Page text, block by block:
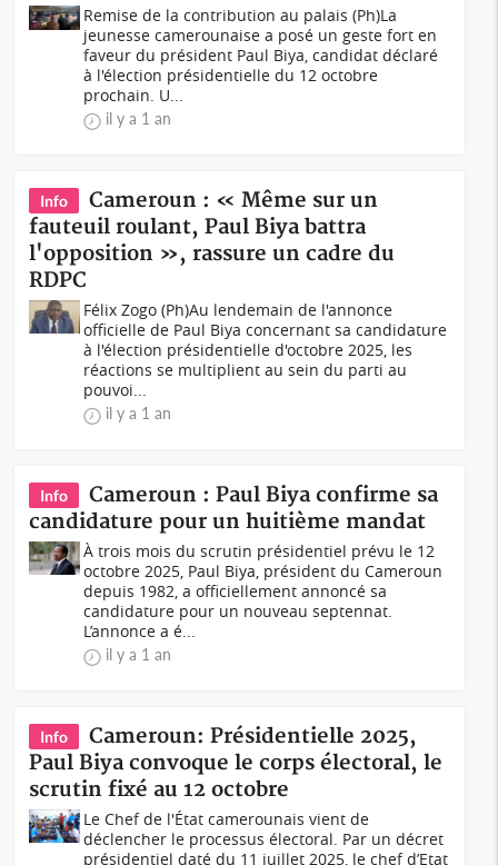
Remise de la contribution au palais (Ph)La
jeunesse camerounaise a posé un geste fort en
faveur du président Paul Biya, candidat déclaré
à l'élection présidentielle du 12 octobre
prochain. U...
il y a 1 an
Info
Cameroun : « Même sur un
fauteuil roulant, Paul Biya battra
l'opposition », rassure un cadre du
RDPC
Félix Zogo (Ph)Au lendemain de l'annonce
officielle de Paul Biya concernant sa candidature
à l'élection présidentielle d'octobre 2025, les
réactions se multiplient au sein du parti au
pouvoi...
il y a 1 an
Info
Cameroun : Paul Biya confirme sa
candidature pour un huitième mandat
À trois mois du scrutin présidentiel prévu le 12
octobre 2025, Paul Biya, président du Cameroun
depuis 1982, a officiellement annoncé sa
candidature pour un nouveau septennat.
L’annonce a é...
il y a 1 an
Info
Cameroun: Présidentielle 2025,
Paul Biya convoque le corps électoral, le
scrutin fixé au 12 octobre
Le Chef de l'État camerounais vient de
déclencher le processus électoral. Par un décret
présidentiel daté du 11 juillet 2025, le chef d’Etat